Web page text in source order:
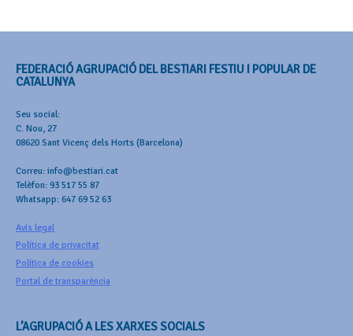
FEDERACIÓ AGRUPACIÓ DEL BESTIARI FESTIU I POPULAR DE
CATALUNYA
Seu social:
C. Nou, 27
08620 Sant Vicenç dels Horts (Barcelona)
Correu: info@bestiari.cat
Telèfon: 93 517 55 87
Whatsapp: 647 69 52 63
Avís legal
Política de privacitat
Política de cookies
Portal de transparència
L’AGRUPACIÓ A LES XARXES SOCIALS